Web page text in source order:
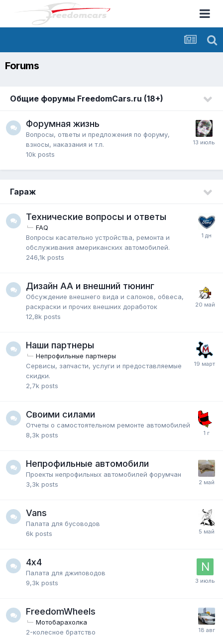
Forums
Общие форумы FreedomCars.ru (18+)
Форумная жизнь
Вопросы, ответы и предложения по форуму,
взносы, наказания и т.п.
10k posts
Гараж
Технические вопросы и ответы
FAQ
Вопросы касательно устройства, ремонта и
обслуживания американских автомобилей.
246,1k posts
Дизайн АА и внешний тюнинг
Обсуждение внешнего вида и салонов, обвеса,
раскраски и прочих внешних доработок
12,8k posts
Наши партнеры
Непрофильные партнеры
Сервисы, запчасти, услуги и предоставляемые
скидки.
2,7k posts
Своими силами
Отчеты о самостоятельном ремонте автомобилей
8,3k posts
Непрофильные автомобили
Проекты непрофильных автомобилей форумчан
3,3k posts
Vans
Палата для бусоводов
6k posts
4х4
Палата для джиповодов
9,3k posts
FreedomWheels
Мотобарахолка
2-колесное братство